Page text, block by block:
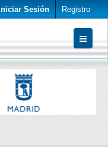
Iniciar Sesión Registro